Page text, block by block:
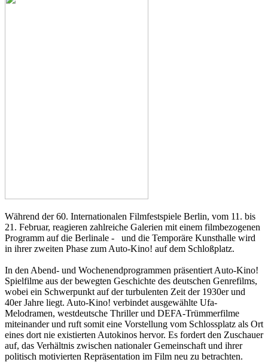
Während der 60. Internationalen Filmfestspiele Berlin, vom 11. bis
21. Februar, reagieren zahlreiche Galerien mit einem filmbezogenen
Programm auf die Berlinale - und die Temporäre Kunsthalle wird
in ihrer zweiten Phase zum Auto-Kino! auf dem Schloßplatz.
In den Abend- und Wochenendprogrammen präsentiert Auto-Kino!
Spielfilme aus der bewegten Geschichte des deutschen Genrefilms,
wobei ein Schwerpunkt auf der turbulenten Zeit der 1930er und
40er Jahre liegt. Auto-Kino! verbindet ausgewählte Ufa-
Melodramen, westdeutsche Thriller und DEFA-Trümmerfilme
miteinander und ruft somit eine Vorstellung vom Schlossplatz als Ort
eines dort nie existierten Autokinos hervor. Es fordert den Zuschauer
auf, das Verhältnis zwischen nationaler Gemeinschaft und ihrer
politisch motivierten Repräsentation im Film neu zu betrachten.